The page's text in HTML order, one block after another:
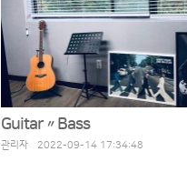
Guitar〃Bass
관리자 2022-09-14 17:34:48